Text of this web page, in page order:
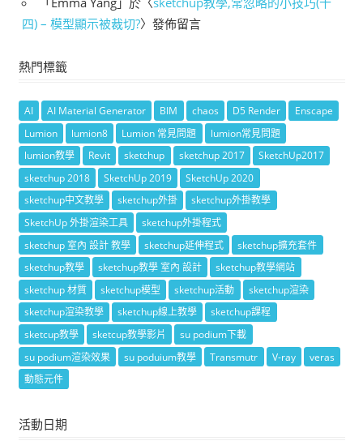
四) – 模型顯示被裁切?〉發佈留言
熱門標籤
AI AI Material Generator BIM chaos D5 Render
Enscape
Lumion
lumion8 Lumion 常見問題
lumion常見問題
lumion教學
Revit sketchup sketchup 2017
SketchUp2017
sketchup 2018
SketchUp 2019
SketchUp 2020
sketchup中文教學
sketchup外掛
sketchup外掛教學
SketchUp 外掛渲染工具
sketchup外掛程式
sketchup 室內 設計 教學
sketchup延伸程式
sketchup擴充套件
sketchup教學
sketchup教學 室內 設計
sketchup教學網站
sketchup 材質
sketchup模型 sketchup活動
sketchup渲染
sketchup渲染教學
sketchup線上教學
sketchup課程
sketcup教學
sketcup教學影片
su podium下載
su podium渲染效果
su poduium教學 Transmutr V-ray
veras
動態元件
活動日期